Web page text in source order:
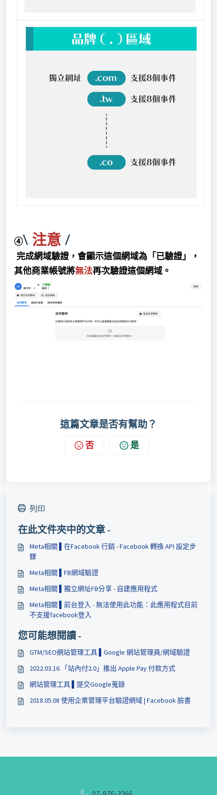
④\ 注意 /
完成網域驗證，會顯示這個網域為 「 已驗證」，
其他商業帳號將無法再次驗證這個網域。
這篇文章是否有幫助？
否 是
列印
在此文件夾中的文章 -
Meta相關 ▌在Facebook 行銷 - Facebook 轉換 API 設定步
驟
Meta相關 ▌FB網域驗證
Meta相關 ▌獨立網址FB分享 - 自建應用程式
Meta相關 ▌前台登入 - 無法使用此功能：此應用程式目前
不支援facebook登入
您可能想閱讀 -
GTM/SEO網站管理工具 ▌Google 網站管理員/網域驗證
2022.03.16 「站內付2.0」推出 Apple Pay 付款方式
網站管理工具 ▌提交Google蒐錄
2018.05.08 使用企業管理平台驗證網域 | Facebook 臉書